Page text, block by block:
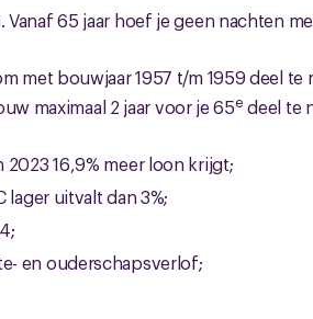
65 jaar hoef je geen nachten
met bouwjaar 1957 t/m 1959 deel te
maximaal 2 jaar voor je 65e deel te
16,9% meer loon krijgt;
lager uitvalt dan 3%;
en ouderschapsverlof;